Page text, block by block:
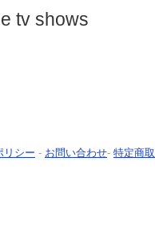
tv shows
リシー - お問い合わせ- 特定商